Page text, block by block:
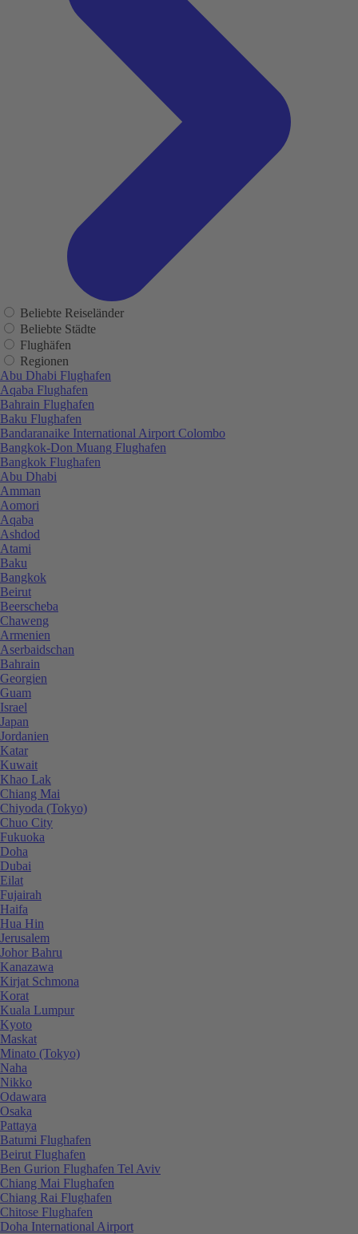
Beliebte Reiseländer
Beliebte Städte
Flughäfen
Regionen
Abu Dhabi Flughafen
Aqaba Flughafen
Bahrain Flughafen
Baku Flughafen
Bandaranaike International Airport Colombo
Bangkok-Don Muang Flughafen
Bangkok Flughafen
Abu Dhabi
Amman
Aomori
Aqaba
Ashdod
Atami
Baku
Bangkok
Beirut
Beerscheba
Chaweng
Armenien
Aserbaidschan
Bahrain
Georgien
Guam
Israel
Japan
Jordanien
Katar
Kuwait
Khao Lak
Chiang Mai
Chiyoda (Tokyo)
Chuo City
Fukuoka
Doha
Dubai
Eilat
Fujairah
Haifa
Hua Hin
Jerusalem
Johor Bahru
Kanazawa
Kirjat Schmona
Korat
Kuala Lumpur
Kyoto
Maskat
Minato (Tokyo)
Naha
Nikko
Odawara
Osaka
Pattaya
Batumi Flughafen
Beirut Flughafen
Ben Gurion Flughafen Tel Aviv
Chiang Mai Flughafen
Chiang Rai Flughafen
Chitose Flughafen
Doha International Airport